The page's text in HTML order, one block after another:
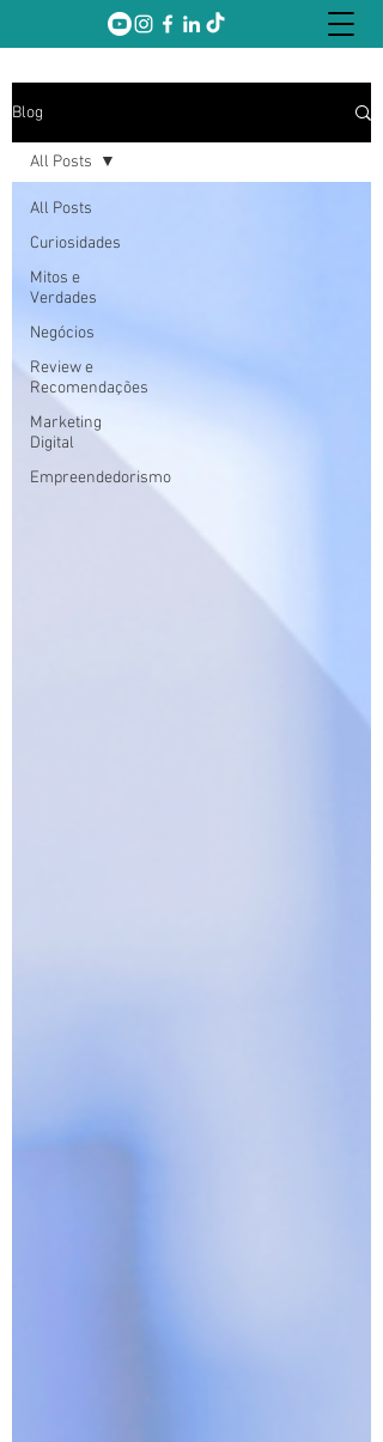
Blog
All Posts
Curiosidades
Mitos e
Verdades
Negócios
Review e
Recomendações
Marketing
Digital
Empreendedorismo
All Posts